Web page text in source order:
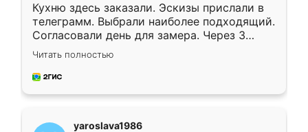
Кухню здесь заказали. Эскизы прислали в
телеграмм. Выбрали наиболее подходящий.
Согласовали день для замера. Через 3
недели кухня была уже готова. Остались
довольны работой. Спасибо Ренессанс
мебель за качественную работу!
Читать полностью
yaroslava1986